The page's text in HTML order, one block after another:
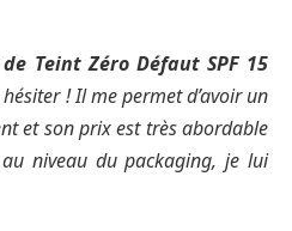
Teint Zéro Défaut SPF 15
! Il me permet d’avoir un
et son prix est très abordable
niveau du packaging, je lui